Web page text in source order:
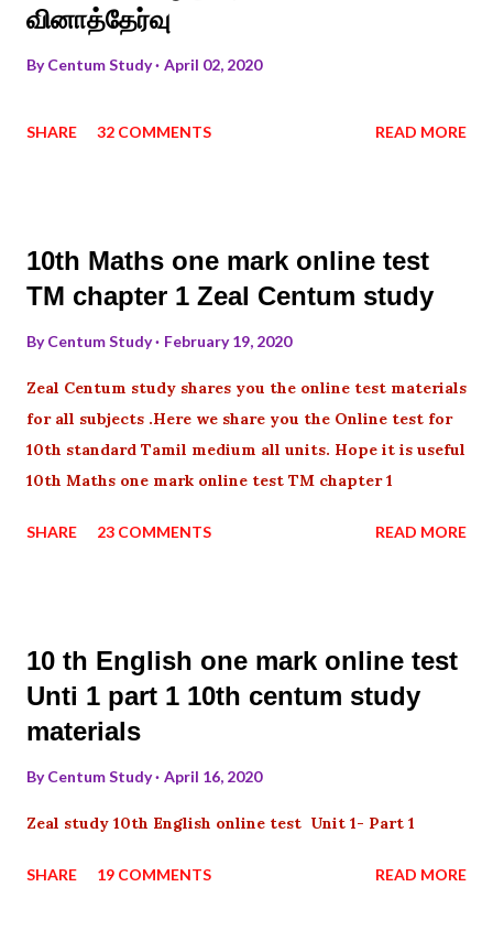
வினாத்தேர்வு
ByCentum Study April 02, 2020
SHARE 32 COMMENTS READ MORE
10th Maths one mark online test
TM chapter 1 Zeal Centum study
ByCentum Study February 19, 2020
Zeal Centum study shares you the online test materials
for all subjects .Here we share you the Online test for
10th standard Tamil medium all units. Hope it is useful
10th Maths one mark online test TM chapter 1
SHARE 23 COMMENTS READ MORE
10 th English one mark online test
Unti 1 part 1 10th centum study
materials
ByCentum Study April 16, 2020
Zeal study 10th English online test Unit 1- Part 1
SHARE 19 COMMENTS READ MORE